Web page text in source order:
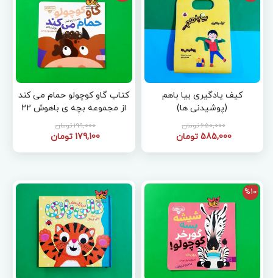
کیف یادگیری بیا باهم
(پوشیدنی ها)
650,000 تومان
585,000 تومان
کتاب گاو کوچولو حمام می کند
از مجموعه بچه ی باهوش 22
199,000 تومان
179,100 تومان
%10